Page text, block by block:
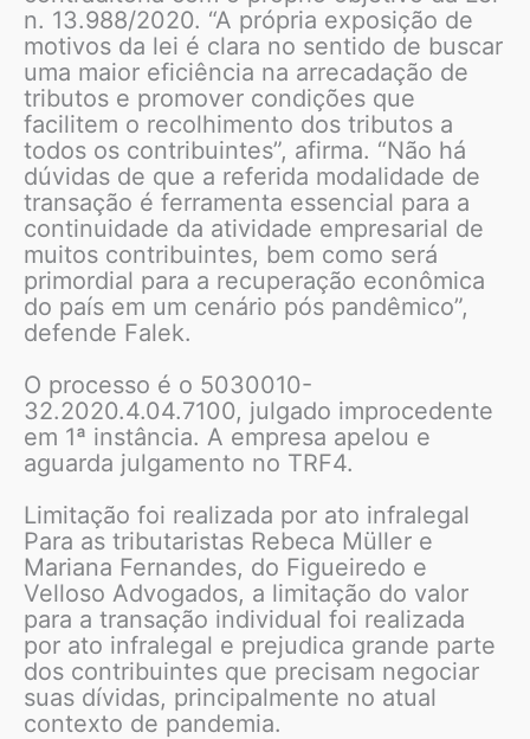
n. 13.988/2020. “A própria exposição de
motivos da lei é clara no sentido de buscar
uma maior eficiência na arrecadação de
tributos e promover condições que
facilitem o recolhimento dos tributos a
todos os contribuintes”, afirma. “Não há
dúvidas de que a referida modalidade de
transação é ferramenta essencial para a
continuidade da atividade empresarial de
muitos contribuintes, bem como será
primordial para a recuperação econômica
do país em um cenário pós pandêmico”,
defende Falek.
O processo é o 5030010-
32.2020.4.04.7100, julgado improcedente
em 1ª instância. A empresa apelou e
aguarda julgamento no TRF4.
Limitação foi realizada por ato infralegal
Para as tributaristas Rebeca Müller e
Mariana Fernandes, do Figueiredo e
Velloso Advogados, a limitação do valor
para a transação individual foi realizada
por ato infralegal e prejudica grande parte
dos contribuintes que precisam negociar
suas dívidas, principalmente no atual
contexto de pandemia.